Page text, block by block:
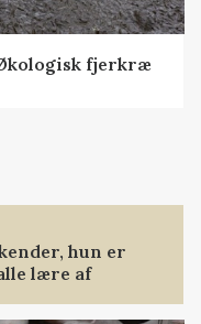
fjerkræ
hun er
lære af